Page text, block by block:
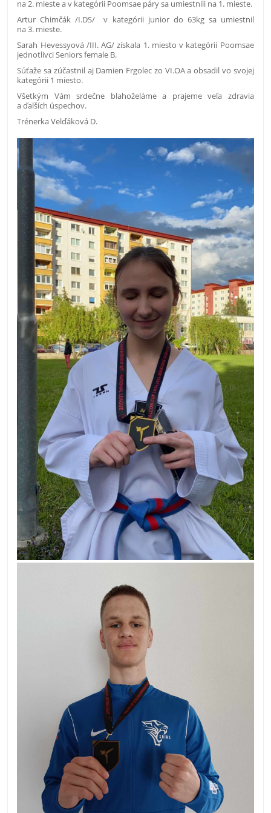
na 2. mieste a v kategórii Poomsae páry sa umiestnili na 1. mieste.
Artur Chimčák /I.DS/ v kategórii junior do 63kg sa umiestnil
na 3. mieste.
Sarah Hevessyová /III. AG/ získala 1. miesto v kategórii Poomsae
jednotlivci Seniors female B.
Súťaže sa zúčastnil aj Damien Frgolec zo VI.OA a obsadil vo svojej
kategórii 1 miesto.
Všetkým Vám srdečne blahoželáme a prajeme veľa zdravia
a ďalších úspechov.
Trénerka Velďáková D.